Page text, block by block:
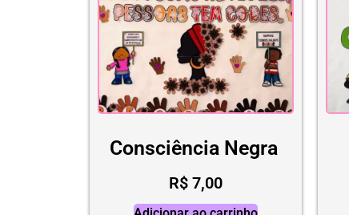
Consciência Negra
R$ 7,00